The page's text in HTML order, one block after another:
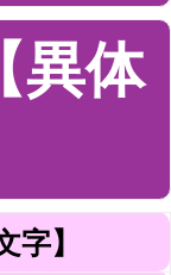
異体
】